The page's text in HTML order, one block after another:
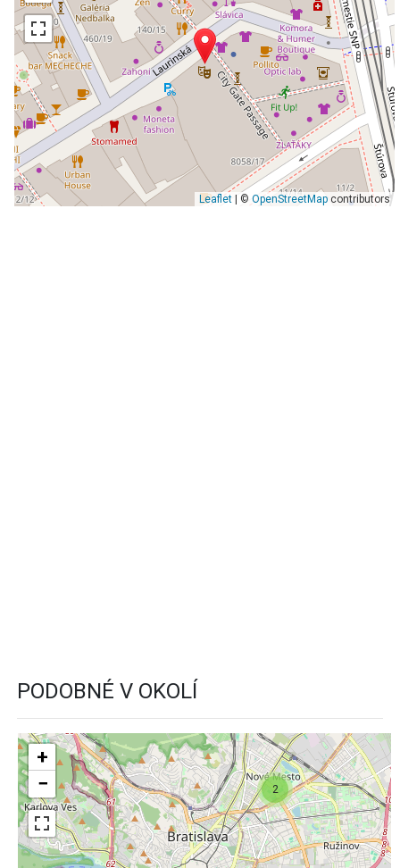
Leaflet| © OpenStreetMapcontributors
PODOBNÉ V OKOLÍ
2
+
−